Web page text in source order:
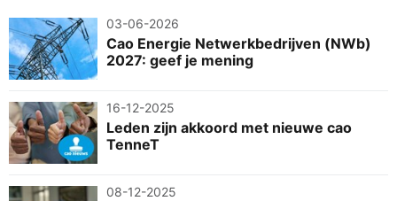
03-06-2026
Cao Energie Netwerkbedrijven (NWb)
2027: geef je mening
16-12-2025
Leden zijn akkoord met nieuwe cao
TenneT
08-12-2025